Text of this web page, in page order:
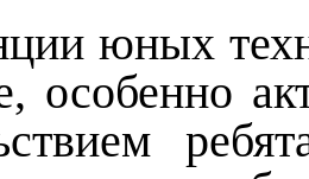
юных
особенно